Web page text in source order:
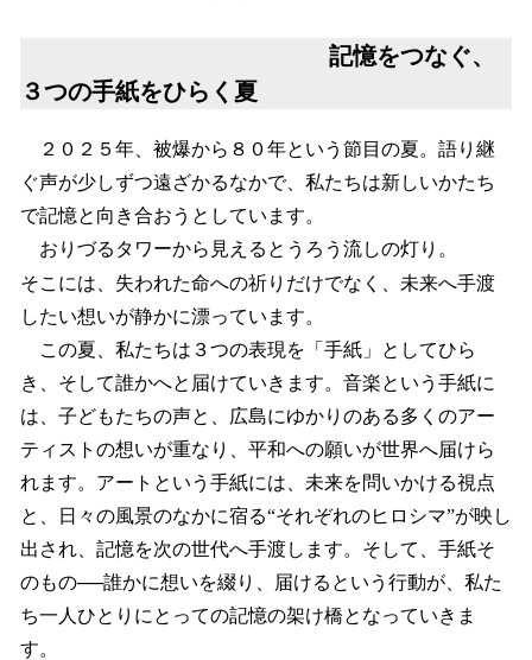
記憶をつなぐ、
３つの手紙をひらく夏
２０２５年、被爆から８０年という節目の夏。語り継
ぐ声が少しずつ遠ざかるなかで、私たちは新しいかたち
で記憶と向き合おうとしています。
おりづるタワーから見えるとうろう流しの灯り。
そこには、失われた命への祈りだけでなく、未来へ手渡
したい想いが静かに漂っています。
この夏、私たちは３つの表現を「手紙」としてひら
き、そして誰かへと届けていきます。音楽という手紙に
は、子どもたちの声と、広島にゆかりのある多くのアー
ティストの想いが重なり、平和への願いが世界へ届けら
れます。アートという手紙には、未来を問いかける視点
と、日々の風景のなかに宿る“それぞれのヒロシマ”が映し
出され、記憶を次の世代へ手渡します。そして、手紙そ
のもの──誰かに想いを綴り、届けるという行動が、私た
ち一人ひとりにとっての記憶の架け橋となっていきま
す。